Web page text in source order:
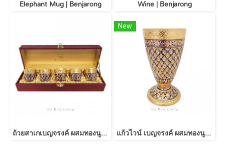
Elephant Mug | Benjarong Wine | Benjarong
ถ้วยสาเกเบญจรงค์ ผสมทองนูน 5 ใบพร้อมกล่องผ้าไหม Sake Gold + Silk Box
New
แก้วไวน์ เบญจรงค์ ผสมทองนูน Wine cup | Benjarong - Gold